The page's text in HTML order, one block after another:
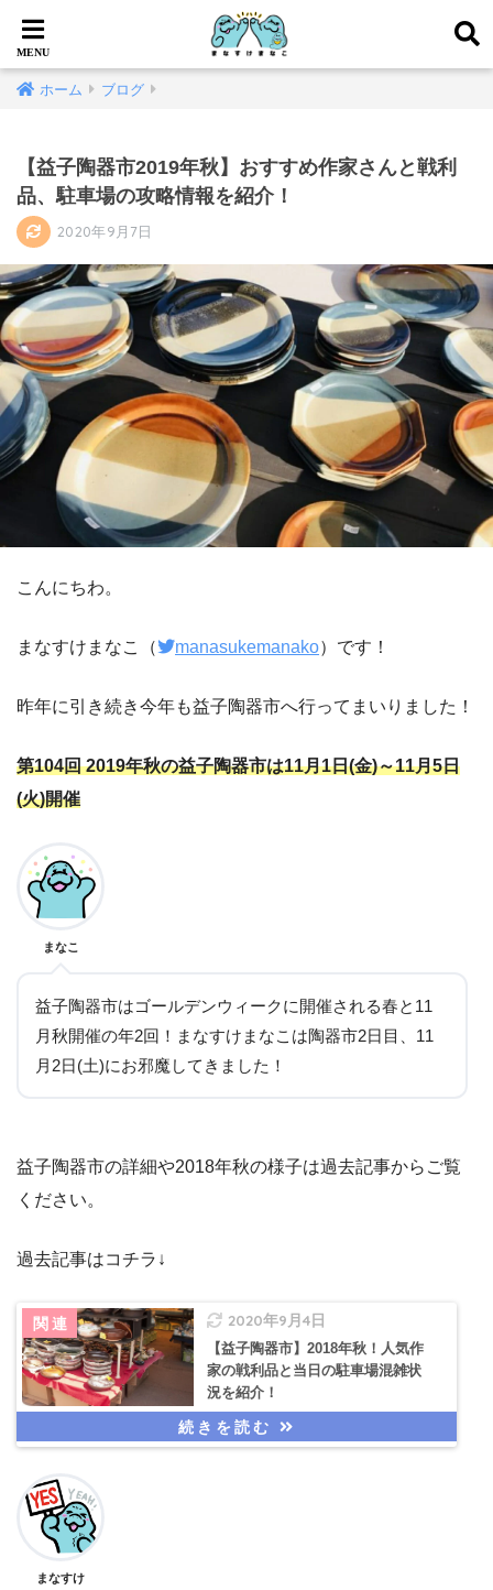
ホーム ブログ
【益子陶器市2019年秋】おすすめ作家さんと戦利
品、駐車場の攻略情報を紹介！
2020年9月7日
こんにちわ。
まなすけまなこ（ manasukemanako）です！
昨年に引き続き今年も益子陶器市へ行ってまいりました！
第104回 2019年秋の益子陶器市は11月1日(金)～11月5日
(火)開催
まなこ
益子陶器市はゴールデンウィークに開催される春と11
月秋開催の年2回！まなすけまなこは陶器市2日目、11
月2日(土)にお邪魔してきました！
益子陶器市の詳細や2018年秋の様子は過去記事からご覧
ください。
過去記事はコチラ↓
2020年9月4日
【益子陶器市】2018年秋！人気作
家の戦利品と当日の駐車場混雑状
況を紹介！
まなすけ